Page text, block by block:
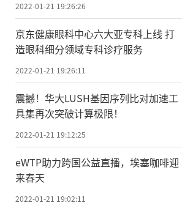
2022-01-21 19:26:26
京东健康眼科中心六大亚专科上线 打
造眼科细分领域专科诊疗服务
2022-01-21 19:26:11
震撼！华大LUSH基因序列比对加速工
具集再次突破计算极限！
2022-01-21 19:12:25
eWTP助力跨国公益直播，埃塞咖啡迎
来春天
2022-01-21 19:02:11